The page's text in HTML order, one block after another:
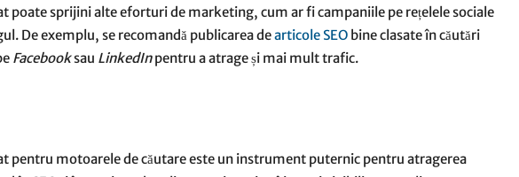
poate sprijini alte eforturi de marketing, cum ar fi campaniile pe rețelele sociale
De exemplu, se recomandă publicarea dearticole SEO bine clasate în căutări
Facebooksau LinkedInpentru a atrage și mai mult trafic.
pentru motoarele de căutare este un instrument puternic pentru atragerea